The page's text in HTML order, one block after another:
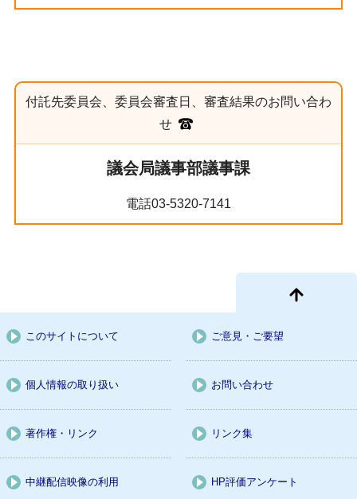
付託先委員会、委員会審査日、審査結果のお問い合わ
せ
議会局議事部議事課
電話03-5320-7141
このサイトについて ご意見・ご要望
個人情報の取り扱い お問い合わせ
著作権・リンク リンク集
中継配信映像の利用 HP評価アンケート